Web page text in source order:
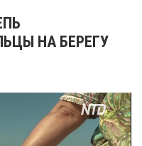
НА БЕРЕГУ